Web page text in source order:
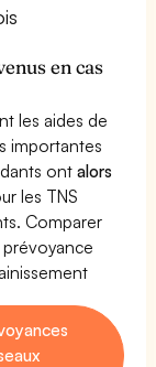
en cas
les aides de
importantes
ontalors
les TNS
Comparer
prévoyance